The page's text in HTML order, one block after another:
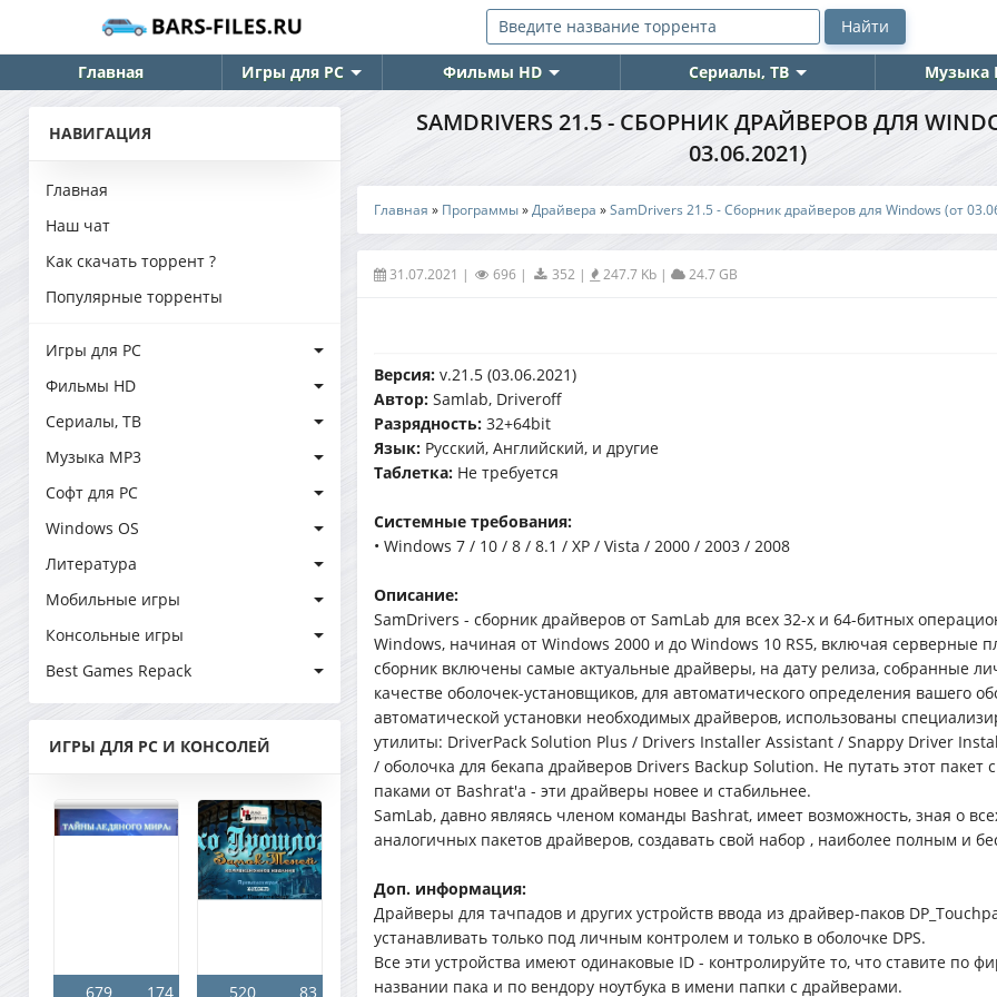
Главная Игры для PC Фильмы HD Сериалы, ТВ Музыка
НАВИГАЦИЯ
Главная
Наш чат
Как скачать торрент ?
Популярные торренты
Игры для PC
Фильмы HD
Сериалы, ТВ
Музыка MP3
Софт для PC
Windows OS
Литература
Мобильные игры
Консольные игры
Best Games Repack
ИГРЫ ДЛЯ PC И КОНСОЛЕЙ
679 174 520 83
SAMDRIVERS 21.5 - СБОРНИК ДРАЙВЕРОВ ДЛЯ
03.06.2021)
Главная » Программы»Драйвера »SamDrivers 21.5 - Сборник драйверов для Windows (от
31.07.2021 | 696 | 352 | 247.7 Kb| 24.7 GB
Версия: v.21.5 (03.06.2021)
Автор: Samlab, Driveroff
Разрядность: 32+64bit
Язык: Русский, Английский, и другие
Таблетка: Не требуется
Системные требования:
• Windows 7 / 10 / 8 / 8.1 / XP / Vista / 2000 / 2003 / 2008
Описание:
SamDrivers - сборник драйверов от SamLab для всех 32-х и 64-битных
Windows, начиная от Windows 2000 и до Windows 10 RS5, включая серверные
сборник включены самые актуальные драйверы, на дату релиза, собранные
качестве оболочек-установщиков, для автоматического определения вашего
автоматической установки необходимых драйверов, использованы
утилиты: DriverPack Solution Plus / Drivers Installer Assistant / Snappy Driver
/ оболочка для бекапа драйверов Drivers Backup Solution. Не путать этот пакет
паками от Bashrat'a - эти драйверы новее и стабильнее.
SamLab, давно являясь членом команды Bashrat, имеет возможность, зная о
аналогичных пакетов драйверов, создавать свой набор , наиболее полным и
Доп. информация:
Драйверы для тачпадов и других устройств ввода из драйвер-паков
устанавливать только под личным контролем и только в оболочке DPS.
Все эти устройства имеют одинаковые ID - контролируйте то, что ставите по
названии пака и по вендору ноутбука в имени папки с драйверами.